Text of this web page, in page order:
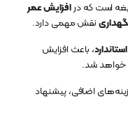
است که درافزایش عمر
نقش مهمی دارد.
، باعث افزایش
شد.
اضافی، پیشنهاد